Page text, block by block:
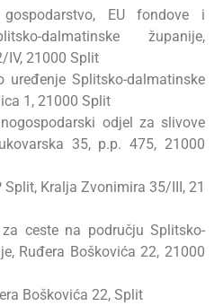
EU fondove i
dalmatinske županije,
IV, 21000 Split
uređenje Splitsko-dalmatinske
1, 21000 Split
odjel za slivove
35, p.p. 475, 21000
Split, Kralja Zvonimira 35/III, 21
ceste na području Splitsko-
Ruđera Boškovića 22, 21000
Boškovića 22, Split